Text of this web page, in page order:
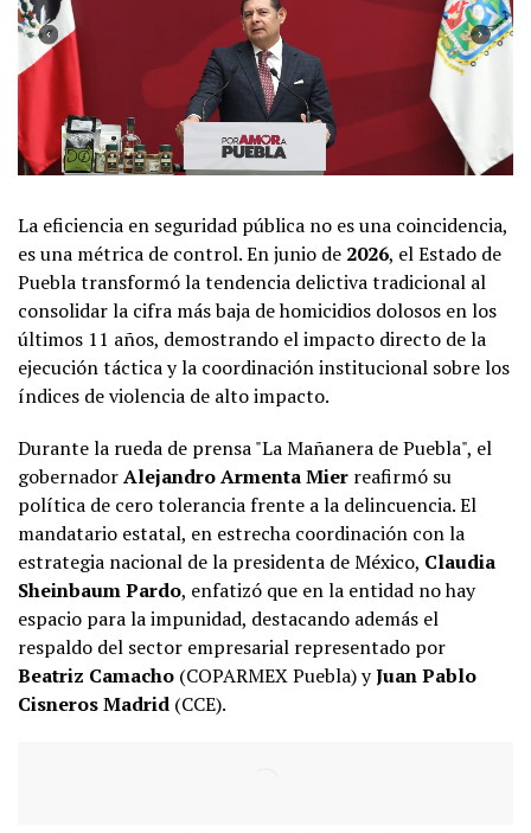
La eficiencia en seguridad pública no es una coincidencia,
es una métrica de control. En junio de 2026, el Estado de
Puebla transformó la tendencia delictiva tradicional al
consolidar la cifra más baja de homicidios dolosos en los
últimos 11 años, demostrando el impacto directo de la
ejecución táctica y la coordinación institucional sobre los
índices de violencia de alto impacto.
Durante la rueda de prensa "La Mañanera de Puebla", el
gobernadorAlejandro Armenta Mier reafirmó su
política de cero tolerancia frente a la delincuencia. El
mandatario estatal, en estrecha coordinación con la
estrategia nacional de la presidenta de México, Claudia
Sheinbaum Pardo, enfatizó que en la entidad no hay
espacio para la impunidad, destacando además el
respaldo del sector empresarial representado por
Beatriz Camacho (COPARMEX Puebla) yJuan Pablo
Cisneros Madrid (CCE).